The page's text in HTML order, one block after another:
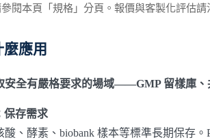
閱本頁「規格」分頁。報價與客製化評估請
應用
安全有嚴格要求的場域——GMP 留樣庫、
保存需求
酸、酵素、biobank 樣本等標準長期保存